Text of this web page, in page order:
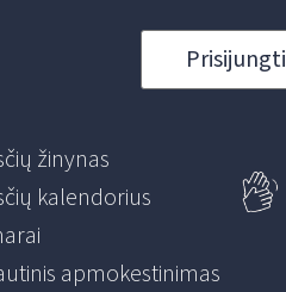
Prisijungti
žinynas
kalendorius
apmokestinimas